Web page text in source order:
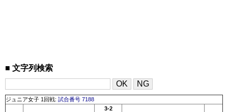
文字列検索
ジュニア女子 1回戦: 試合番号 7188
3-2